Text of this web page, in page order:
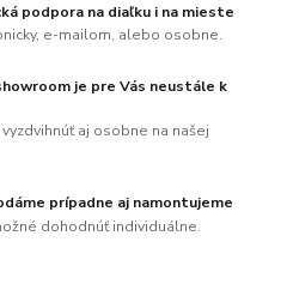
podpora na diaľku i na mieste
e-mailom, alebo osobne.
je pre Vás neustále k
aj osobne na našej
prípadne aj namontujeme
dohodnúť individuálne.